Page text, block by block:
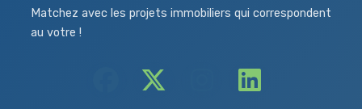
Matchez avec les projets immobiliers qui correspondent
au votre !